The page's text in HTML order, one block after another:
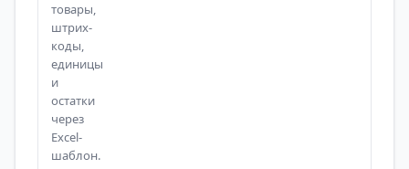
товары,
штрих-
коды,
единицы
и
остатки
через
Excel-
шаблон.